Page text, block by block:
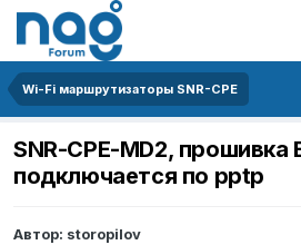
Wi-Fi маршрутизаторы SNR-CPE
SNR-CPE-MD2, прошивка
подключается по pptp
Автор: storopilov